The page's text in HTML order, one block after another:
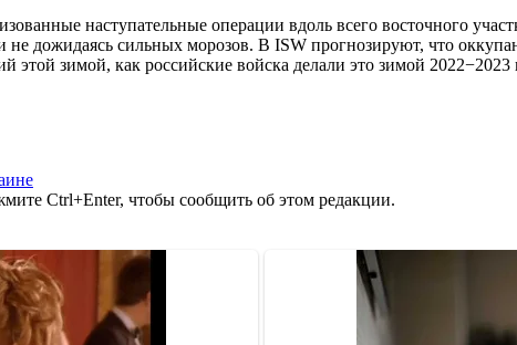
наступательные операции вдоль всего восточного
не дожидаясь сильных морозов. В ISW прогнозируют, что
этой зимой, как российские войска делали это зимой 2022−2023
Ctrl+Enter, чтобы сообщить об этом редакции.